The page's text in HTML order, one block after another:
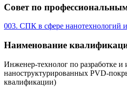
Совет по
003. СПК в сфере нанотехнологий
Наименование
Инженер-технолог по разработке и
наноструктурированных PVD-
квалификации)